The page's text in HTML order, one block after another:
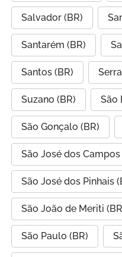
Salvador (BR)
Santarém (BR)
Santos (BR)
Suzano (BR) São
São Gonçalo (BR)
São José dos Campos
São José dos Pinhais
São João de Meriti
São Paulo (BR)